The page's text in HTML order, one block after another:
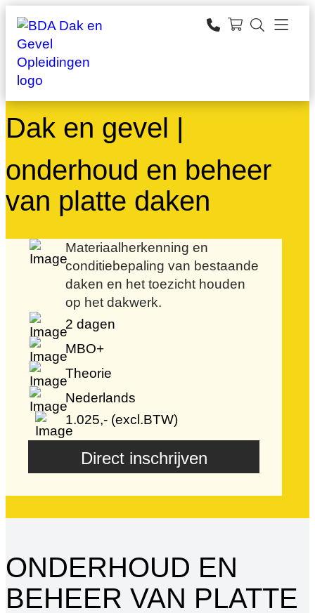
Ga
naar
de
inhoud
Dak en gevel |
onderhoud en beheer
van platte daken
Materiaalherkenning en
conditiebepaling van bestaande
daken en het toezicht houden
op het dakwerk.
2 dagen
MBO+
Theorie
Nederlands
1.025,- (excl.BTW)
Direct inschrijven
ONDERHOUD EN
BEHEER VAN PLATTE